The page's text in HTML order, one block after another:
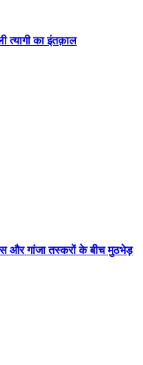
त्यागी का इंतक़ाल
और गांजा तस्करों के बीच मुठभेड़